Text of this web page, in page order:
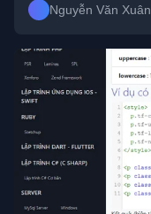
Nguyễn Văn Xuân